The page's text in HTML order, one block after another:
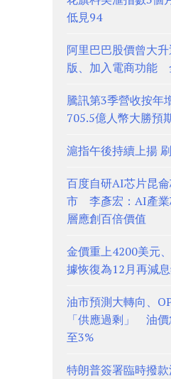
低見94
阿里巴巴股價曾大
版、加入電商功能
騰訊第3季營收按
705.5億人幣大勝預
滬指午後持續上揚
百度自研AI芯片昆
市 李彥宏：AI產業
層應創百倍價值
金價重上4200美元
據恢復為12月再減
油市預測大轉向、
「供應過剩」 油
至3%
特朗普簽署臨時撥